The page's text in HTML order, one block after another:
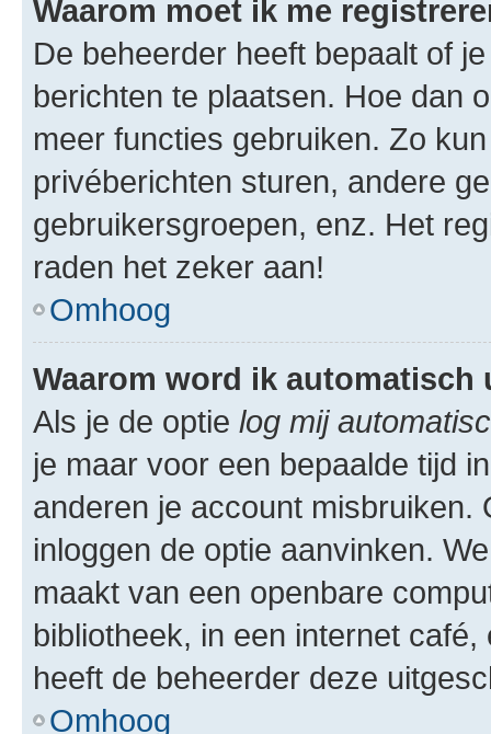
Waarom moet ik me
De beheerder heeft bepaalt of
berichten te plaatsen. Hoe dan
meer functies gebruiken. Zo
privéberichten sturen, andere
gebruikersgroepen, enz. Het
raden het zeker aan!
Omhoog
Waarom word ik automatisch
Als je de optie log mij
je maar voor een bepaalde tijd
anderen je account misbruiken.
inloggen de optie aanvinken.
maakt van een openbare
bibliotheek, in een internet
heeft de beheerder deze
Omhoog